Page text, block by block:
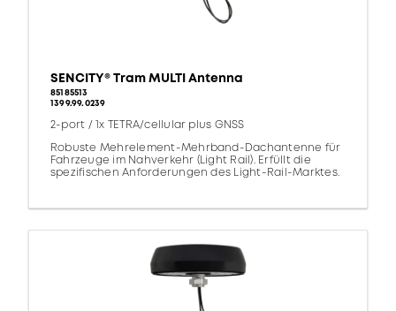
SENCITY® Tram MULTI Antenna
85185513
1399.99.0239
2-port / 1x TETRA/cellular plus GNSS
Robuste Mehrelement-Mehrband-Dachantenne für
Fahrzeuge im Nahverkehr (Light Rail). Erfüllt die
spezifischen Anforderungen des Light-Rail-Marktes.